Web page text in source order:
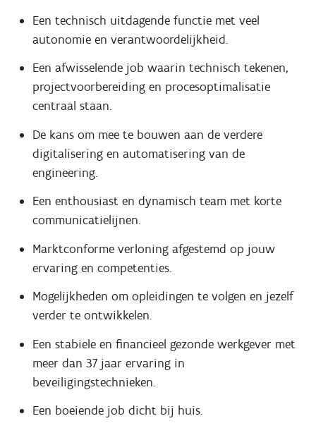
Een technisch uitdagende functie met veel
autonomie en verantwoordelijkheid.
Een afwisselende job waarin technisch tekenen,
projectvoorbereiding en procesoptimalisatie
centraal staan.
De kans om mee te bouwen aan de verdere
digitalisering en automatisering van de
engineering.
Een enthousiast en dynamisch team met korte
communicatielijnen.
Marktconforme verloning afgestemd op jouw
ervaring en competenties.
Mogelijkheden om opleidingen te volgen en jezelf
verder te ontwikkelen.
Een stabiele en financieel gezonde werkgever met
meer dan 37 jaar ervaring in
beveiligingstechnieken.
Een boeiende job dicht bij huis.